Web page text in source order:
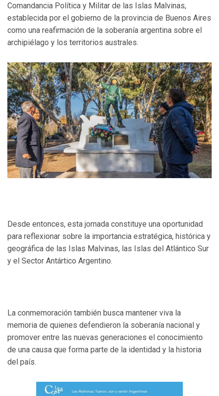
Comandancia Política y Militar de las Islas Malvinas,
establecida por el gobierno de la provincia de Buenos Aires
como una reafirmación de la soberanía argentina sobre el
archipiélago y los territorios australes.
Desde entonces, esta jornada constituye una oportunidad
para reflexionar sobre la importancia estratégica, histórica y
geográfica de las Islas Malvinas, las Islas del Atlántico Sur
y el Sector Antártico Argentino.
La conmemoración también busca mantener viva la
memoria de quienes defendieron la soberanía nacional y
promover entre las nuevas generaciones el conocimiento
de una causa que forma parte de la identidad y la historia
del país.